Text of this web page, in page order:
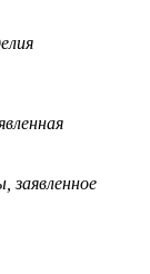
заявленное